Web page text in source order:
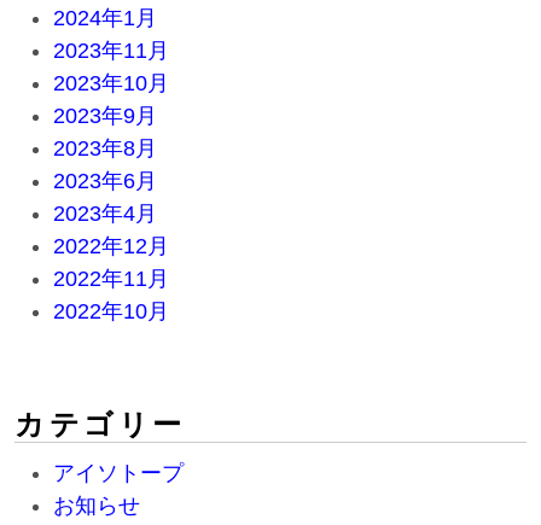
2024年1月
2023年11月
2023年10月
2023年9月
2023年8月
2023年6月
2023年4月
2022年12月
2022年11月
2022年10月
カテゴリー
アイソトープ
お知らせ